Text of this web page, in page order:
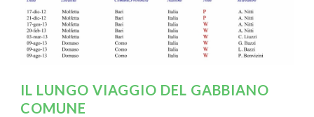
IL LUNGO VIAGGIO DEL GABBIANO
COMUNE